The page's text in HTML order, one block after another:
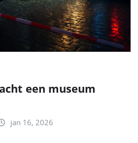
een museum
jan 16, 2026